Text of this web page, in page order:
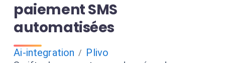
paiement SMS
automatisées
Ai-integration / Plivo